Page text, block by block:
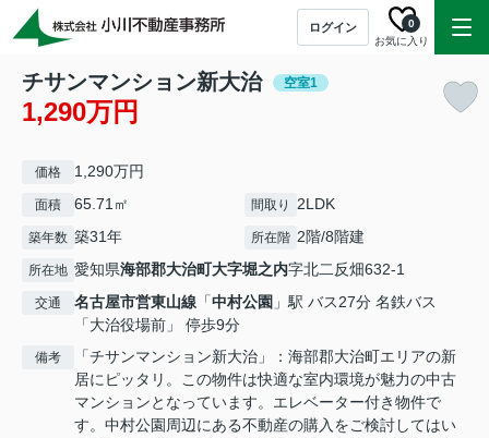
ログイン
お気に入り
0
チサンマンション新大治 空室1
1,290万円
価格 1,290万円
面積 65.71㎡ 間取り 2LDK
築年数 築31年 所在階 2階/8階建
所在地 愛知県海部郡大治町大字堀之内字北二反畑632-1
交通 名古屋市営東山線 「中村公園 」駅 バス27分 名鉄バス
「大治役場前」 停歩9分
備考
「チサンマンション新大治」：海部郡大治町エリアの新
居にピッタリ。この物件は快適な室内環境が魅力の中古
マンションとなっています。エレベーター付き物件で
す。中村公園周辺にある不動産の購入をご検討してはい